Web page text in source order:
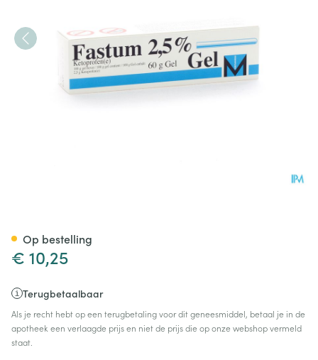
€ 10,25
Terugbetaalbaar
Als je recht hebt op een terugbetaling voor dit geneesmiddel, betaal je in de
apotheek een verlaagde prijs en niet de prijs die op onze webshop vermeld
staat.
Op bestelling